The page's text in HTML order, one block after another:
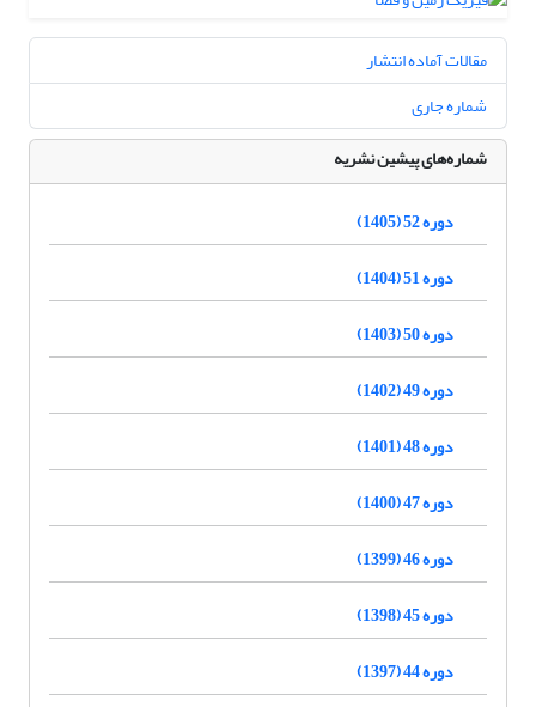
مقالات آماده انتشار
شماره جاری
شماره‌های پیشین نشریه
دوره 52 (1405)
دوره 51 (1404)
دوره 50 (1403)
دوره 49 (1402)
دوره 48 (1401)
دوره 47 (1400)
دوره 46 (1399)
دوره 45 (1398)
دوره 44 (1397)